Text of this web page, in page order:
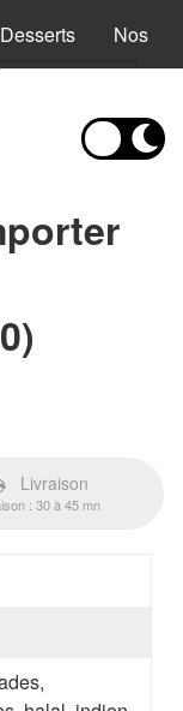
Nos
Livraison
: 30 à 45 mn